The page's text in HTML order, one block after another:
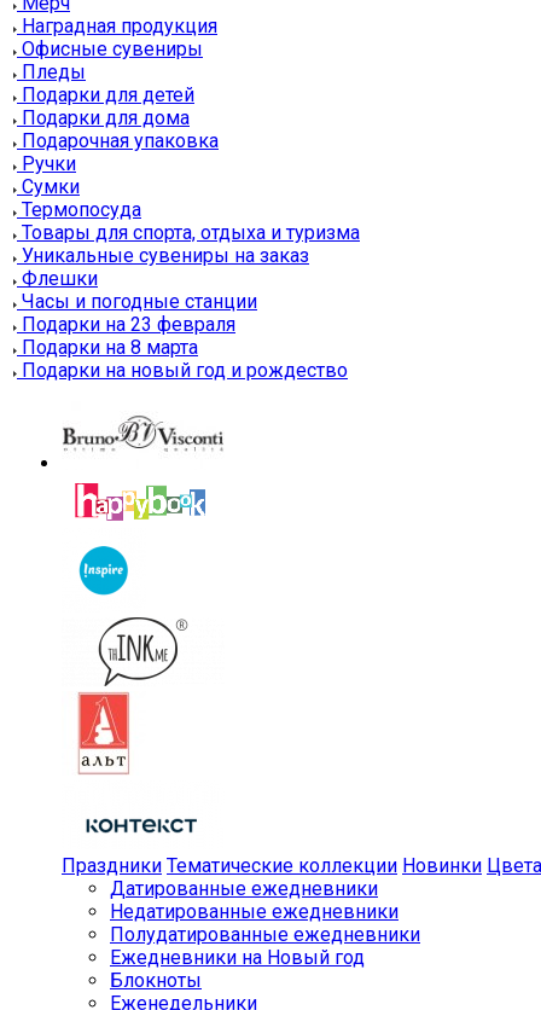
Наградная продукция
Офисные сувениры
Пледы
Подарки для детей
Подарки для дома
Подарочная упаковка
Ручки
Сумки
Термопосуда
Товары для спорта, отдыха и туризма
Уникальные сувениры на заказ
Флешки
Часы и погодные станции
Подарки на 23 февраля
Подарки на 8 марта
Подарки на новый год и рождество
Праздники Тематические коллекции Новинки Цвета
Датированные ежедневники
Недатированные ежедневники
Полудатированные ежедневники
Ежедневники на Новый год
Блокноты
Еженедельники